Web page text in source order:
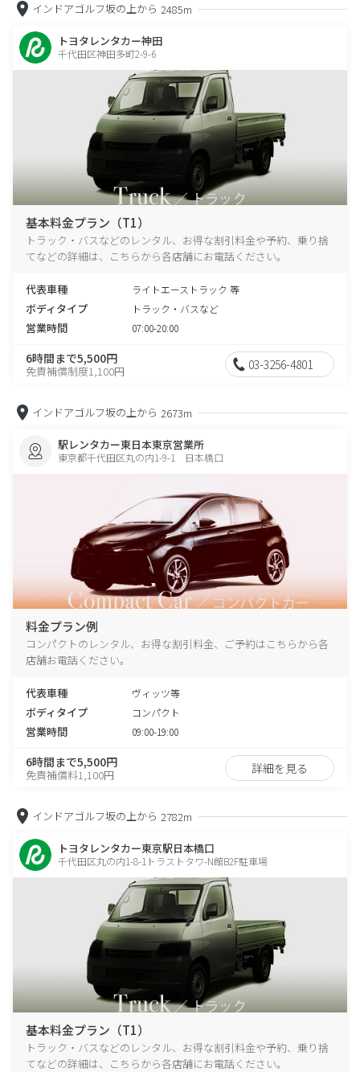
インドアゴルフ坂の上から 2485m
トヨタレンタカー神田
千代田区神田多町2-9-6
基本料金プラン（T1）
トラック・バスなどのレンタル、お得な割引料金や予約、乗り捨
てなどの詳細は、こちらから各店舗にお電話ください。
代表車種 ライトエーストラック 等
ボディタイプ トラック・バスなど
営業時間 07:00-20:00
6時間まで5,500円
免責補償制度1,100円 03-3256-4801
インドアゴルフ坂の上から 2673m
駅レンタカー東日本東京営業所
東京都千代田区丸の内1-9-1 日本橋口
料金プラン例
コンパクトのレンタル、お得な割引料金、ご予約はこちらから各
店舗お電話ください。
代表車種 ヴィッツ等
ボディタイプ コンパクト
営業時間 09:00-19:00
6時間まで5,500円
免責補償料1,100円 詳細を見る
インドアゴルフ坂の上から 2782m
トヨタレンタカー東京駅日本橋口
千代田区丸の内1-8-1トラストタワ-N館B2F駐車場
基本料金プラン（T1）
トラック・バスなどのレンタル、お得な割引料金や予約、乗り捨
てなどの詳細は、こちらから各店舗にお電話ください。